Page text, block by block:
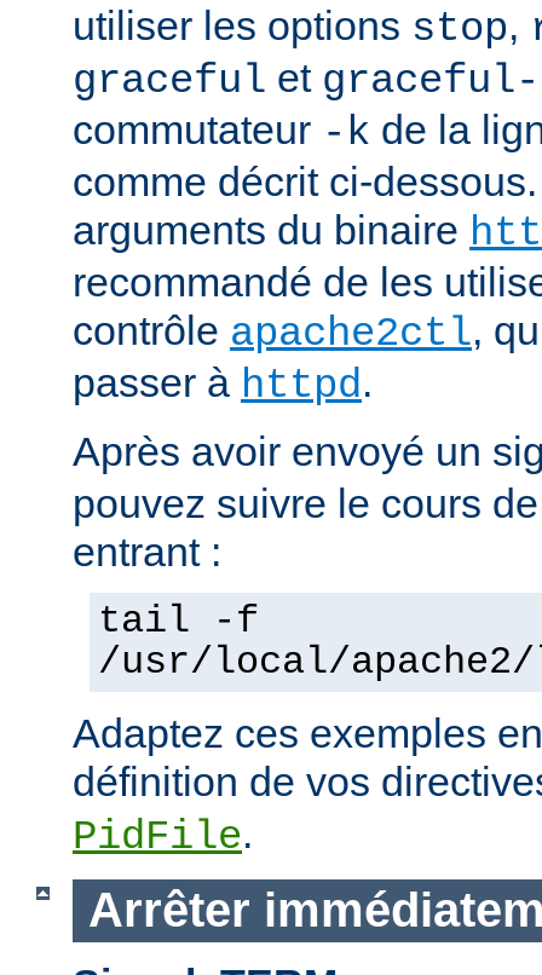
utiliser les options stop,
graceful et
commutateur -k de la
comme décrit ci-
arguments du binaire
recommandé de les
contrôle apache2ctl,
passer à httpd.
Après avoir envoyé un
pouvez suivre le cours
entrant :
tail -f
/usr/local/
Adaptez ces exemples
définition de vos
PidFile.
Arrêter